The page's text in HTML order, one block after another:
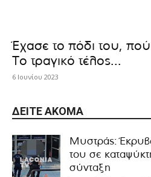
Έχασε το πόδι του,
Το τραγικό τέλος...
6 Ιουνίου 2023
ΔΕΊΤΕ ΑΚΌΜΑ
Μυστράς:
του σε
σύνταξη